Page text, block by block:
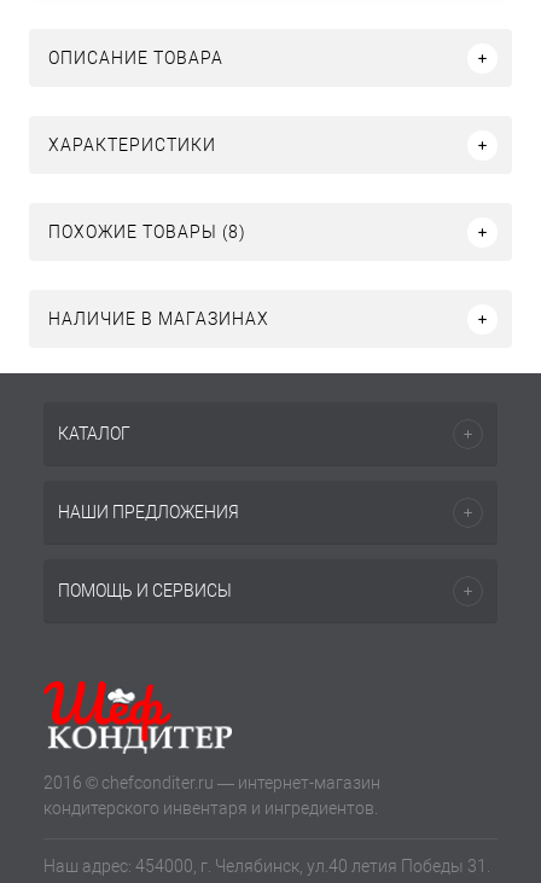
ОПИСАНИЕ ТОВАРА
ХАРАКТЕРИСТИКИ
ПОХОЖИЕ ТОВАРЫ (8)
НАЛИЧИЕ В МАГАЗИНАХ
КАТАЛОГ
НАШИ ПРЕДЛОЖЕНИЯ
ПОМОЩЬ И СЕРВИСЫ
2016 © chefconditer.ru — интернет-магазин
кондитерского инвентаря и ингредиентов.
Наш адрес: 454000, г. Челябинск, ул.40 летия Победы 31.